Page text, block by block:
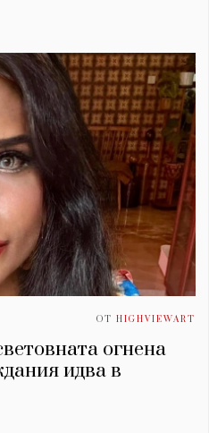
ОТ HIGHVIEWART
огнена
идва в